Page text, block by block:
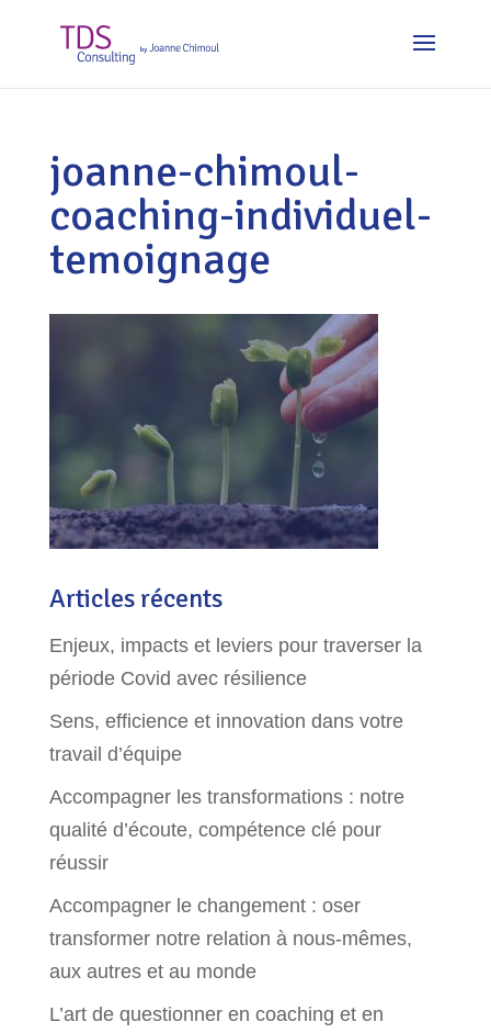
joanne-chimoul-
coaching-individuel-
temoignage
Articles récents
Enjeux, impacts et leviers pour traverser la
période Covid avec résilience
Sens, efficience et innovation dans votre
travail d’équipe
Accompagner les transformations : notre
qualité d’écoute, compétence clé pour
réussir
Accompagner le changement : oser
transformer notre relation à nous-mêmes,
aux autres et au monde
L’art de questionner en coaching et en